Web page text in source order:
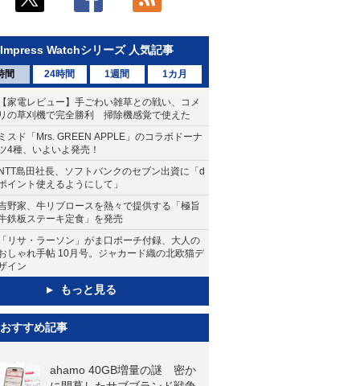
Impress Watchシリーズ 人気記事
間 24時間 1週間 1カ月
家電レビュー】手ごわい雑草との戦い、コメ
の草刈機で完全勝利 掃除機感覚で使えた
スド「Mrs. GREEN APPLE」のコラボドーナ
4種、いよいよ発売！
島田社長、ソフトバンクのセブン出資に「d
イント使えるようにして」
野家、牛リブロースを熱々で提供する「極旨
鉄板ステーキ定食」を発売
リサ・ラーソン」がま口ポーチ付録、大人の
しゃれ手帖 10月号。ジャカード織の北欧猫デ
イン
もっと見る
おすすめ記事
ahamo 40GB増量の謎 密か